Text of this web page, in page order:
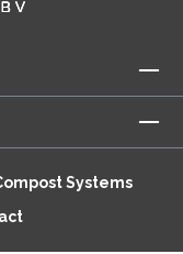
Systems